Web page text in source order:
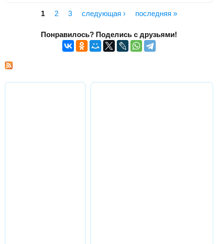
1 2 3 следующая › последняя »
Понравилось? Поделись с друзьями!